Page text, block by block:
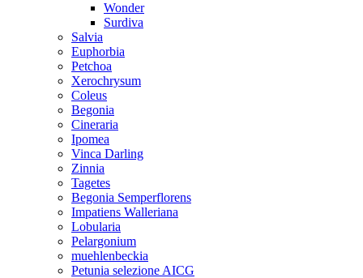
Wonder
Surdiva
Salvia
Euphorbia
Petchoa
Xerochrysum
Coleus
Begonia
Cineraria
Ipomea
Vinca Darling
Zinnia
Tagetes
Begonia Semperflorens
Impatiens Walleriana
Lobularia
Pelargonium
muehlenbeckia
Petunia selezione AICG